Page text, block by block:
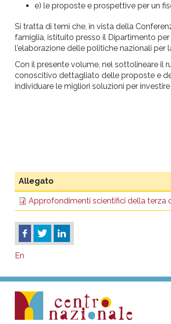
e) le proposte e prospettive per un
Si tratta di temi che, in vista della
famiglia, istituito presso il Dipartimento
l'elaborazione delle politiche nazionali per
Con il presente volume, nel sottolineare il
conoscitivo dettagliato delle proposte e
individuare le migliori soluzioni per
Allegato
Approfondimenti scientifici della terza
En